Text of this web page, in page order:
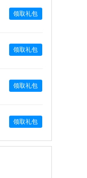
领取礼包
领取礼包
领取礼包
领取礼包